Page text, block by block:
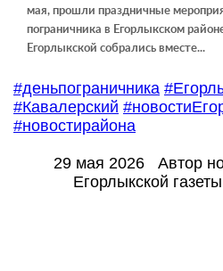
мая, прошли праздничные
пограничника в Егорлыкском
Егорлыкской собрались вместе...
#деньпограничника
#Кавалерский
#новостирайона
29 мая 2026 Автор
Егорлыкской